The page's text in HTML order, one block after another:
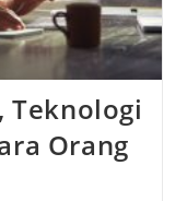
Teknologi
Orang